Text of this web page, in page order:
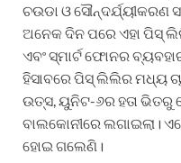
ଚଉଡା ଓ ସୌନ୍ଦର୍ଯ୍ୟୀକରଣ
ଅନେକ ଦିନ ପରେ ଏହା ପିସ୍
ଏବଂ ସ୍ମାର୍ଟ ଫୋନର
ହିସାବରେ ପିସ୍ ଲିଲିର ମଧ୍ୟ
ଉତ୍ସ, ୟୁନିଟ-୬ର ହତା
ବାଲକୋନୀରେ ଲଗାଇଲା।
ହୋଇ ଗଲେଣି।